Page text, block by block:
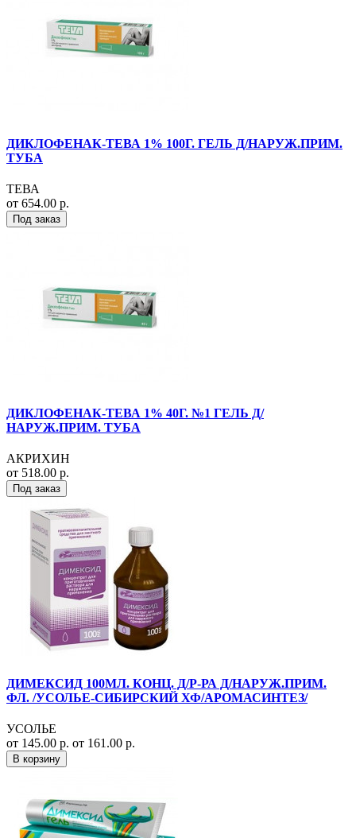
ДИКЛОФЕНАК-ТЕВА 1% 100Г. ГЕЛЬ Д/НАРУЖ.ПРИМ.
ТУБА
ТЕВА
от 654.00 р.
Под заказ
ДИКЛОФЕНАК-ТЕВА 1% 40Г. №1 ГЕЛЬ Д/
НАРУЖ.ПРИМ. ТУБА
АКРИХИН
от 518.00 р.
Под заказ
ДИМЕКСИД 100МЛ. КОНЦ. Д/Р-РА Д/НАРУЖ.ПРИМ.
ФЛ. /УСОЛЬЕ-СИБИРСКИЙ ХФ/АРОМАСИНТЕЗ/
УСОЛЬЕ
от 145.00 р. от 161.00 р.
В корзину